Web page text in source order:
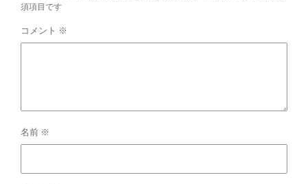
須項目です
コメント ※
名前 ※